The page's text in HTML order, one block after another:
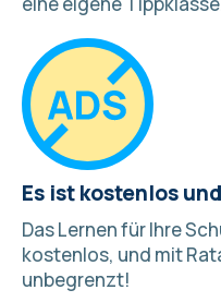
Es ist kostenlos
Das Lernen für Ihre
kostenlos, und mit
unbegrenzt!